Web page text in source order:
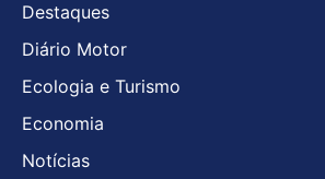
Destaques
Diário Motor
Ecologia e Turismo
Economia
Notícias